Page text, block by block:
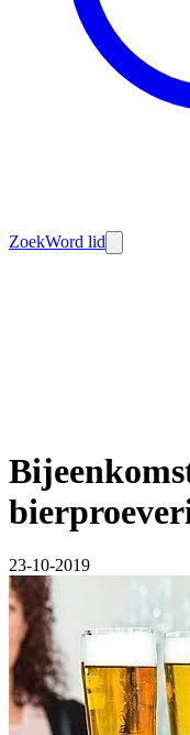
ZoekWord lid
23-10-2019